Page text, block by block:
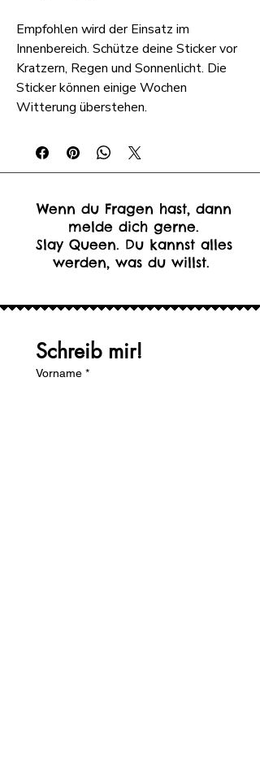
Empfohlen wird der Einsatz im
Innenbereich. Schütze deine Sticker vor
Kratzern, Regen und Sonnenlicht. Die
Sticker können einige Wochen
Witterung überstehen.
Wenn du Fragen hast, dann
melde dich gerne.
Slay Queen. Du kannst alles
werden, was du willst.
Schreib mir!
Vorname *